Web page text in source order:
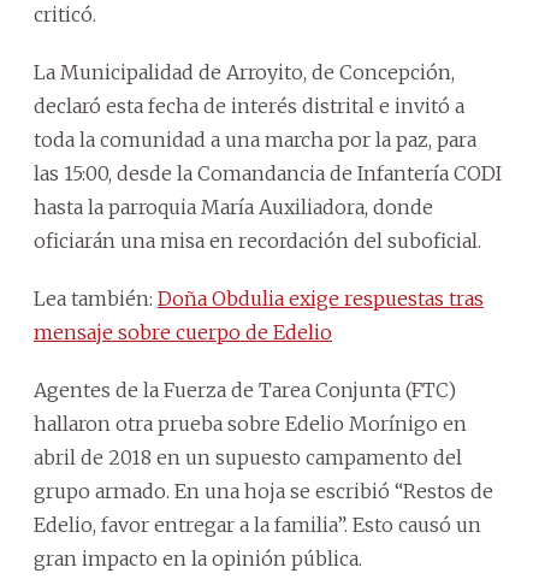
criticó.
La Municipalidad de Arroyito, de Concepción,
declaró esta fecha de interés distrital e invitó a
toda la comunidad a una marcha por la paz, para
las 15:00, desde la Comandancia de Infantería CODI
hasta la parroquia María Auxiliadora, donde
oficiarán una misa en recordación del suboficial.
Lea también: Doña Obdulia exige respuestas tras
mensaje sobre cuerpo de Edelio
Agentes de la Fuerza de Tarea Conjunta (FTC)
hallaron otra prueba sobre Edelio Morínigo en
abril de 2018 en un supuesto campamento del
grupo armado. En una hoja se escribió “Restos de
Edelio, favor entregar a la familia”. Esto causó un
gran impacto en la opinión pública.